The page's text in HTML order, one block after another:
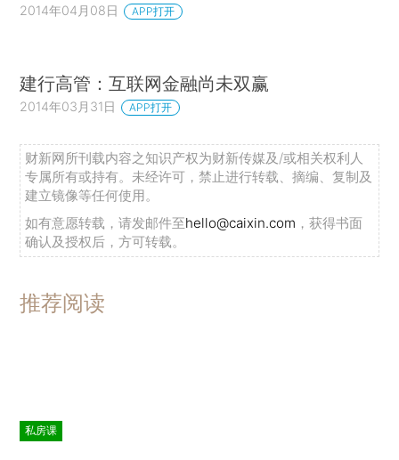
2014年04月08日 APP打开
建行高管：互联网金融尚未双赢
2014年03月31日 APP打开
财新网所刊载内容之知识产权为财新传媒及/或相关权利人
专属所有或持有。未经许可，禁止进行转载、摘编、复制及
建立镜像等任何使用。
如有意愿转载，请发邮件至hello@caixin.com ，获得书面
确认及授权后，方可转载。
推荐阅读
私房课